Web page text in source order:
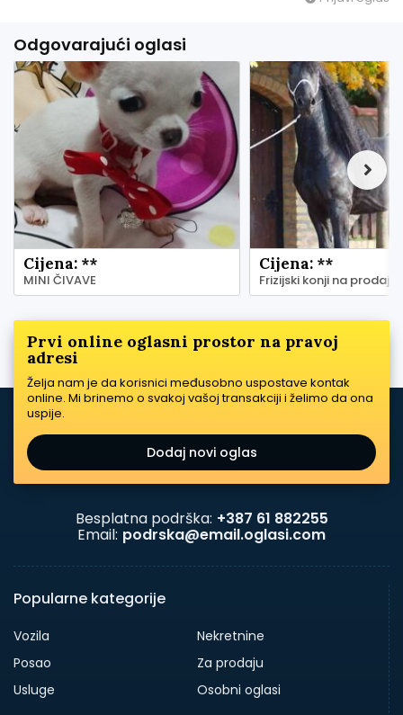
Odgovarajući oglasi
Cijena: **
MINI ČIVAVE
Cijena: **
Frizijski konji na prodaju
Prvi online oglasni prostor na pravoj
adresi
Želja nam je da korisnici međusobno uspostave kontak
online. Mi brinemo o svakoj vašoj transakciji i želimo da ona
uspije.
Dodaj novi oglas
Besplatna podrška: +387 61 882255
Email: podrska@email.oglasi.com
Popularne kategorije
Vozila
Nekretnine
Posao
Za prodaju
Usluge
Osobni oglasi